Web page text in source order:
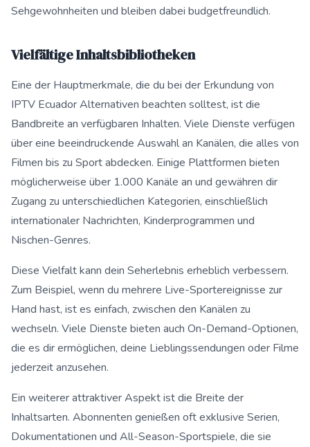
Sehgewohnheiten und bleiben dabei budgetfreundlich.
Vielfältige Inhaltsbibliotheken
Eine der Hauptmerkmale, die du bei der Erkundung von
IPTV Ecuador Alternativen beachten solltest, ist die
Bandbreite an verfügbaren Inhalten. Viele Dienste verfügen
über eine beeindruckende Auswahl an Kanälen, die alles von
Filmen bis zu Sport abdecken. Einige Plattformen bieten
möglicherweise über 1.000 Kanäle an und gewähren dir
Zugang zu unterschiedlichen Kategorien, einschließlich
internationaler Nachrichten, Kinderprogrammen und
Nischen-Genres.
Diese Vielfalt kann dein Seherlebnis erheblich verbessern.
Zum Beispiel, wenn du mehrere Live-Sportereignisse zur
Hand hast, ist es einfach, zwischen den Kanälen zu
wechseln. Viele Dienste bieten auch On-Demand-Optionen,
die es dir ermöglichen, deine Lieblingssendungen oder Filme
jederzeit anzusehen.
Ein weiterer attraktiver Aspekt ist die Breite der
Inhaltsarten. Abonnenten genießen oft exklusive Serien,
Dokumentationen und All-Season-Sportspiele, die sie